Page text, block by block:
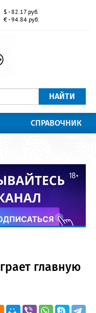
$ - 82.17 руб.
€ - 94.84 руб.
НАЙТИ
СПРАВОЧНИК
главную